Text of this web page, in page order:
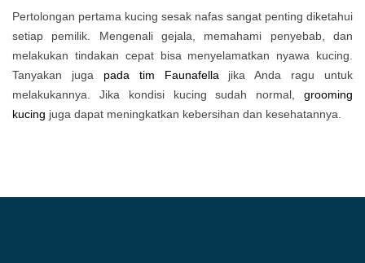
Pertolongan pertama kucing sesak nafas sangat penting diketahui
setiap pemilik. Mengenali gejala, memahami penyebab, dan
melakukan tindakan cepat bisa menyelamatkan nyawa kucing.
Tanyakan juga pada tim Faunafellajika Anda ragu untuk
melakukannya. Jika kondisi kucing sudah normal, grooming
kucing juga dapat meningkatkan kebersihan dan kesehatannya.